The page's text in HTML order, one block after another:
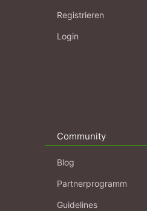
Registrieren
Login
Community
Blog
Partnerprogramm
Guidelines